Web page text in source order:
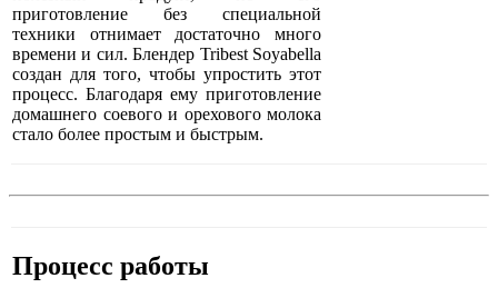
приготовление без специальной
техники отнимает достаточно много
времени и сил. Блендер Tribest Soyabella
создан для того, чтобы упростить этот
процесс. Благодаря ему приготовление
домашнего соевого и орехового молока
стало более простым и быстрым.
Процесс работы